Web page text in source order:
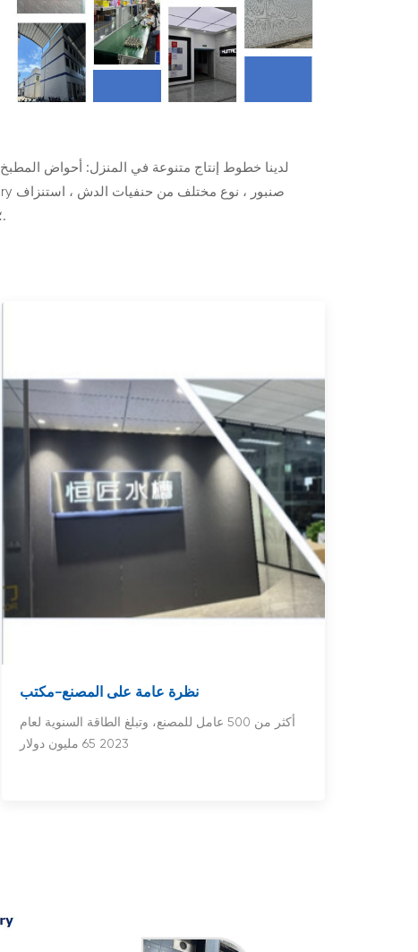
لدينا خطوط إنتاج متنوعة في المنزل: أحواض
الأرضية من الفولاذ المقاوم للصدأ ، خرطوم الدش PVC ، خراطيم الرش الجانبية PVC ؛ خراطيم إمداد الصنبور وخراطيم السحب.
نظرة عامة على المصنع-مكتب
أكثر من 500 عامل للمصنع، وتبلغ الطاقة السنوية لعام
2023 65 مليون دولار